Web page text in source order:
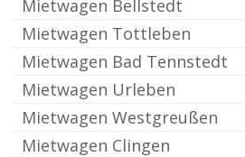
Mietwagen Bellstedt
Mietwagen Tottleben
Mietwagen Bad Tennstedt
Mietwagen Urleben
Mietwagen Westgreußen
Mietwagen Clingen